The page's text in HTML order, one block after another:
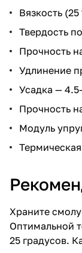
Вязкость
Твердость
Прочность
Удлинение
Усадка —
Прочность
Модуль
Храните
Оптимальной
25 градусов.